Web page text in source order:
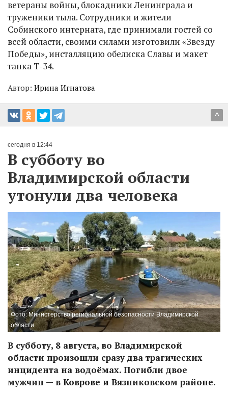
ветераны войны, блокадники Ленинграда и
труженики тыла. Сотрудники и жители
Собинского интерната, где принимали гостей со
всей области, своими силами изготовили «Звезду
Победы», инсталляцию обелиска Славы и макет
танка Т-34.
Автор: Ирина Игнатова
^
сегодня в 12:44
В субботу во
Владимирской области
утонули два человека
Фото: Министерство региональной безопасности Владимирской
области
В субботу, 8 августа, во Владимирской
области произошли сразу два трагических
инцидента на водоёмах. Погибли двое
мужчин — в Коврове и Вязниковском районе.